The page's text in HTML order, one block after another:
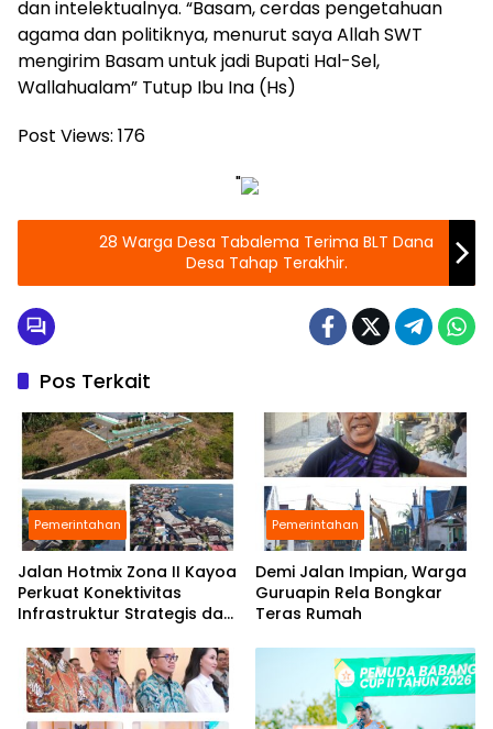
dan intelektualnya. “Basam, cerdas pengetahuan
agama dan politiknya, menurut saya Allah SWT
mengirim Basam untuk jadi Bupati Hal-Sel,
Wallahualam” Tutup Ibu Ina (Hs)
Post Views: 176
"
28 Warga Desa Tabalema Terima BLT Dana
Desa Tahap Terakhir.
Pos Terkait
Pemerintahan
Jalan Hotmix Zona II Kayoa
Perkuat Konektivitas
Infrastruktur Strategis dan
Pemerintahan
Demi Jalan Impian, Warga
Guruapin Rela Bongkar
Teras Rumah